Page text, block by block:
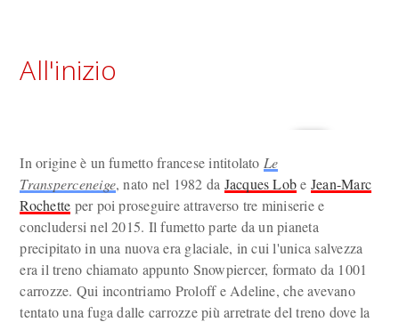
All'inizio
In origine è un fumetto francese intitolato Le
Transperceneige, nato nel 1982 da Jacques Lobe Jean-Marc
Rochette per poi proseguire attraverso tre miniserie e
concludersi nel 2015. Il fumetto parte da un pianeta
precipitato in una nuova era glaciale, in cui l'unica salvezza
era il treno chiamato appunto Snowpiercer, formato da 1001
carrozze. Qui incontriamo Proloff e Adeline, che avevano
tentato una fuga dalle carrozze più arretrate del treno dove la